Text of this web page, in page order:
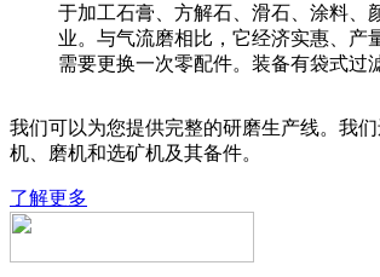
于加工石膏、方解石、滑石、涂料、
业。与气流磨相比，它经济实惠、产
需要更换一次零配件。装备有袋式过
我们可以为您提供完整的研磨生产线。我
机、磨机和选矿机及其备件。
了解更多